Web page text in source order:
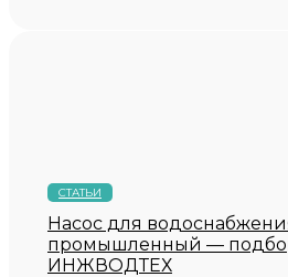
СТАТЬИ
Насос для
промышленный —
ИНЖВОДТЕХ